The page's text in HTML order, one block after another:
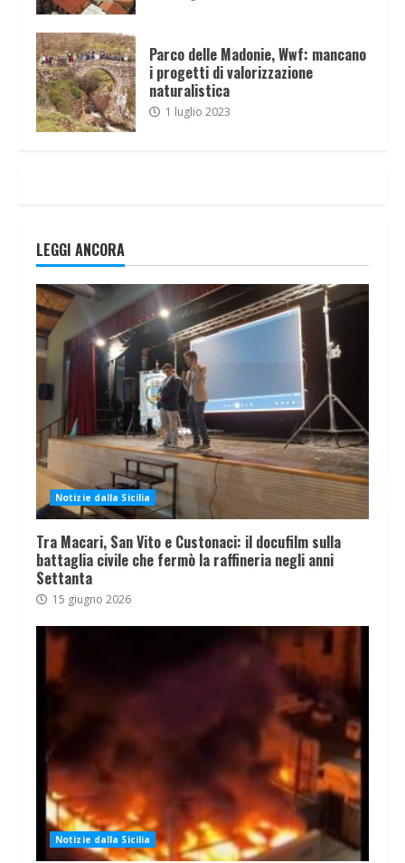
Parco delle Madonie, Wwf: mancano
i progetti di valorizzazione
naturalistica
1 luglio 2023
LEGGI ANCORA
Notizie dalla Sicilia
Tra Macari, San Vito e Custonaci: il docufilm sulla
battaglia civile che fermò la raffineria negli anni
Settanta
15 giugno 2026
Notizie dalla Sicilia